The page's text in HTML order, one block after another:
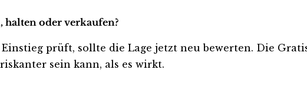
halten oder verkaufen?
prüft, sollte die Lage jetzt neu bewerten. Die
sein kann, als es wirkt.